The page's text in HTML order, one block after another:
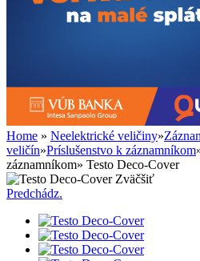
Home » Neelektrické veličiny»
veličín»Príslušenstvo k záznamníkom
záznamníkom» Testo Deco-Cover
Zväčšiť
Predchádz.